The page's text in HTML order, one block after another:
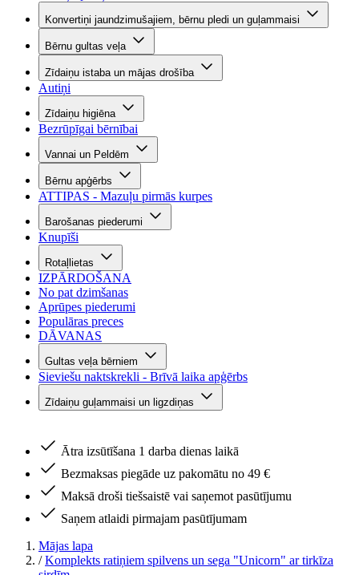
Konvertiņi jaundzimušajiem, bērnu pledi un guļammaisi
Bērnu gultas veļa
Zīdaiņu istaba un mājas drošība
Autiņi
Zīdaiņu higiēna
Bezrūpīgai bērnībai
Vannai un Peldēm
Bērnu apģērbs
ATTIPAS - Mazuļu pirmās kurpes
Barošanas piederumi
Knupīši
Rotaļlietas
IZPĀRDOŠANA
No pat dzimšanas
Aprūpes piederumi
Populāras preces
DĀVANAS
Gultas veļa bērniem
Sieviešu naktskrekli - Brīvā laika apģērbs
Zīdaiņu guļammaisi un ligzdiņas
Ātra izsūtīšana 1 darba dienas laikā
Bezmaksas piegāde uz pakomātu no 49 €
Maksā droši tiešsaistē vai saņemot pasūtījumu
Saņem atlaidi pirmajam pasūtījumam
Mājas lapa
/ Komplekts ratiņiem spilvens un sega "Unicorn" ar tirkīza